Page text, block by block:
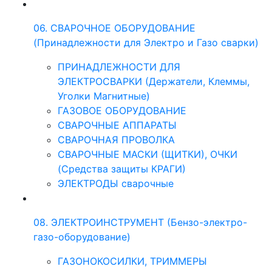
06. СВАРОЧНОЕ ОБОРУДОВАНИЕ
(Принадлежности для Электро и Газо сварки)
ПРИНАДЛЕЖНОСТИ ДЛЯ
ЭЛЕКТРОСВАРКИ (Держатели, Клеммы,
Уголки Магнитные)
ГАЗОВОЕ ОБОРУДОВАНИЕ
СВАРОЧНЫЕ АППАРАТЫ
СВАРОЧНАЯ ПРОВОЛКА
СВАРОЧНЫЕ МАСКИ (ЩИТКИ), ОЧКИ
(Средства защиты КРАГИ)
ЭЛЕКТРОДЫ сварочные
08. ЭЛЕКТРОИНСТРУМЕНТ (Бензо-электро-
газо-оборудование)
ГАЗОНОКОСИЛКИ, ТРИММЕРЫ